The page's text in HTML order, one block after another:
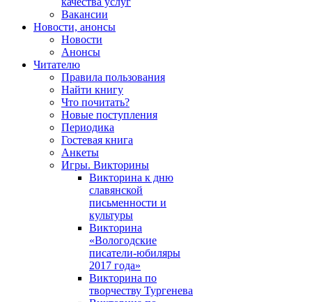
Вакансии
Новости, анонсы
Новости
Анонсы
Читателю
Правила пользования
Найти книгу
Что почитать?
Новые поступления
Периодика
Гостевая книга
Анкеты
Игры. Викторины
Викторина к дню
славянской
письменности и
культуры
Викторина
«Вологодские
писатели-юбиляры
2017 года»
Викторина по
творчеству Тургенева